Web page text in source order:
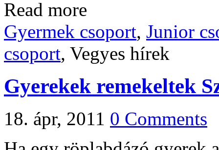
Read more
Gyermek csoport, Junior
csoport, Vegyes hírek
Gyerekek remekeltek
18. ápr, 2011 0 Comments